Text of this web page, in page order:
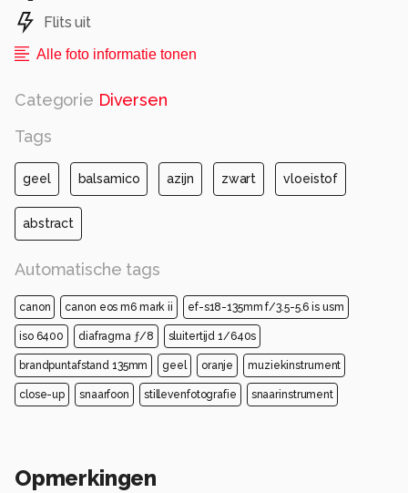
Flits uit
Alle foto informatie tonen
Categorie Diversen
Tags
geel balsamico azijn zwart vloeistof
abstract
Automatische tags
canon canon eos m6 mark ii ef-s18-135mm f/3.5-5.6 is usm
iso 6400 diafragma ƒ/8 sluitertijd 1/640s
brandpuntafstand 135mm geel oranje muziekinstrument
close-up snaarfoon stillevenfotografie snaarinstrument
Opmerkingen